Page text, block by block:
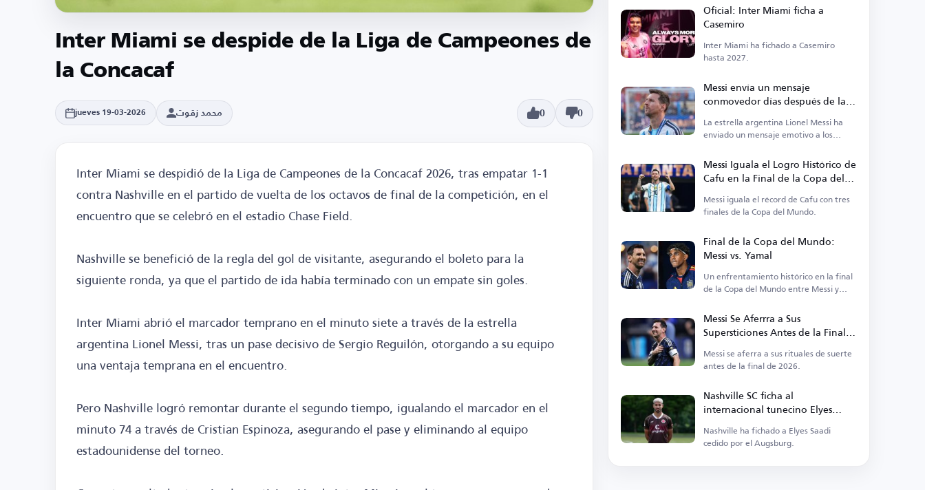
Inter Miami se despide de la Liga de Campeones de
la Concacaf
jueves 19-03-2026 محمد زقوت 0 0
Inter Miami se despidió de la Liga de Campeones de la Concacaf 2026, tras empatar 1-1
contra Nashville en el partido de vuelta de los octavos de final de la competición, en el
encuentro que se celebró en el estadio Chase Field.
Nashville se benefició de la regla del gol de visitante, asegurando el boleto para la
siguiente ronda, ya que el partido de ida había terminado con un empate sin goles.
Inter Miami abrió el marcador temprano en el minuto siete a través de la estrella
argentina Lionel Messi, tras un pase decisivo de Sergio Reguilón, otorgando a su equipo
una ventaja temprana en el encuentro.
Pero Nashville logró remontar durante el segundo tiempo, igualando el marcador en el
minuto 74 a través de Cristian Espinoza, asegurando el pase y eliminando al equipo
estadounidense del torneo.
Oficial: Inter Miami ficha a
Casemiro
Inter Miami ha fichado a Casemiro
hasta 2027.
Messi envía un mensaje
conmovedor días después de la
derrota en la Copa del Mundo
La estrella argentina Lionel Messi ha
enviado un mensaje emotivo a los
Messi Iguala el Logro Histórico de
Cafu en la Final de la Copa del
Mundo
Messi iguala el récord de Cafu con tres
finales de la Copa del Mundo.
Final de la Copa del Mundo:
Messi vs. Yamal
Un enfrentamiento histórico en la final
de la Copa del Mundo entre Messi y
Messi Se Aferrra a Sus
Supersticiones Antes de la Final
de la Copa del Mundo
Messi se aferra a sus rituales de suerte
antes de la final de 2026.
Nashville SC ficha al
internacional tunecino Elyes
Saadi
Nashville ha fichado a Elyes Saadi
cedido por el Augsburg.